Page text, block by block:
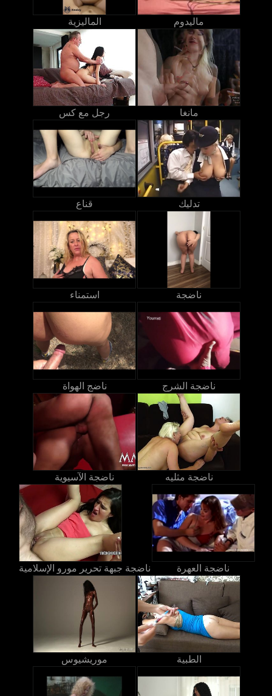
الماليزية ماليدوم
رجل مع كس مانغا
قناع تدليك
استمناء ناضجة
ناضج الهواة ناضجة الشرج
ناضجة الآسيوية ناضجة مثليه
ناضجة جبهة تحرير مورو الإسلامية ناضجة العهرة
موريشيوس الطبية